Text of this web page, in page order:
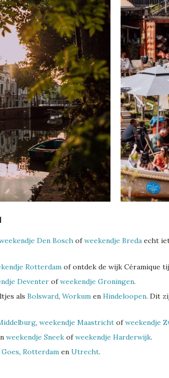
Den Bosch ofweekendje Breda echt
Rotterdam of ontdek de wijk Céramique
Deventer ofweekendje Groningen.
als Bolsward, Workum en Hindeloopen. Dit
, weekendje Maastricht ofweekendje
weekendje Sneek ofweekendje Harderwijk.
Goes, Rotterdam en Utrecht.